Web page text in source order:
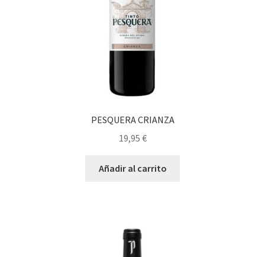
PESQUERA CRIANZA
19,95 €
Añadir al carrito